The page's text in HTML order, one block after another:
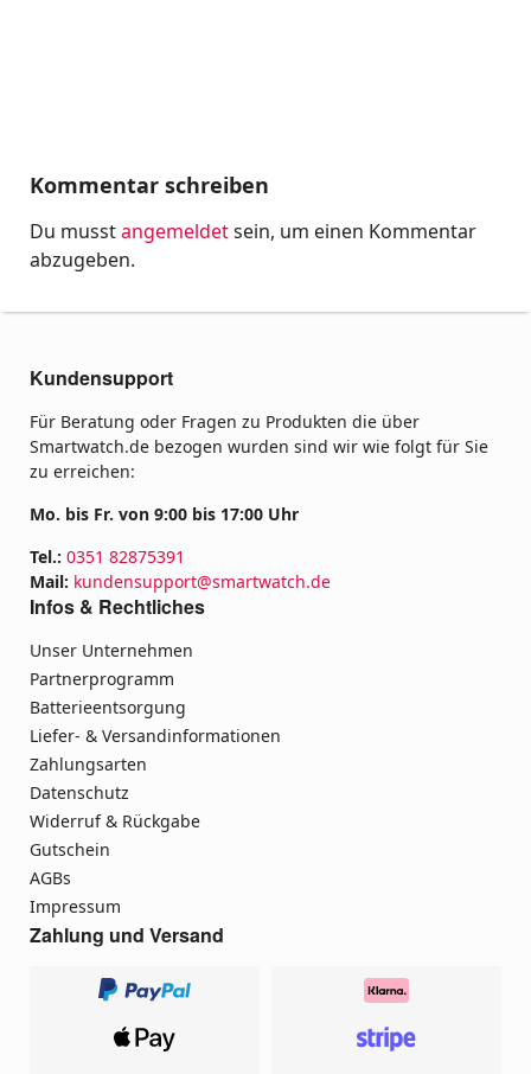
Kommentar schreiben
Du musstangemeldetsein, um einen Kommentar
abzugeben.
Kundensupport
Für Beratung oder Fragen zu Produkten die über
Smartwatch.de bezogen wurden sind wir wie folgt für Sie
zu erreichen:
Mo. bis Fr. von 9:00 bis 17:00 Uhr
Tel.: 0351 82875391
Mail: kundensupport@smartwatch.de
Infos & Rechtliches
Unser Unternehmen
Partnerprogramm
Batterieentsorgung
Liefer- & Versandinformationen
Zahlungsarten
Datenschutz
Widerruf & Rückgabe
Gutschein
AGBs
Impressum
Zahlung und Versand